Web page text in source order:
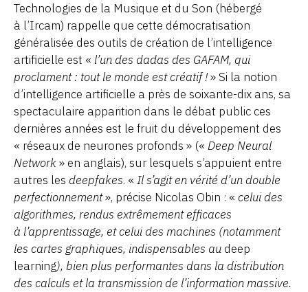
Technologies de la Musique et du Son (hébergé
à l’Ircam) rappelle que cette démocratisation
généralisée des outils de création de l’intelligence
artificielle est « l’un des dadas des GAFAM, qui
proclament : tout le monde est créatif !» Si la notion
d’intelligence artificielle a près de soixante-dix ans, sa
spectaculaire apparition dans le débat public ces
dernières années est le fruit du développement des
« réseaux de neurones profonds » (« Deep Neural
Network» en anglais), sur lesquels s’appuient entre
autres les deepfakes. « Il s’agit en vérité d’un double
perfectionnement», précise Nicolas Obin : « celui des
algorithmes, rendus extrêmement efficaces
à l’apprentissage, et celui des machines (notamment
les cartes graphiques, indispensables au deep
learning), bien plus performantes dans la distribution
des calculs et la transmission de l’information massive.